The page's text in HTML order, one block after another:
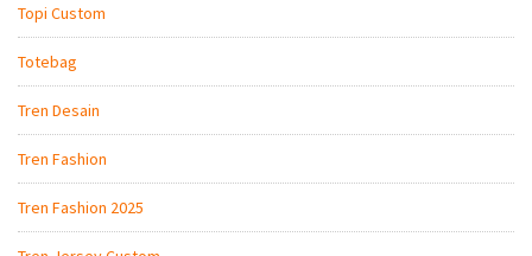
Topi Custom
Totebag
Tren Desain
Tren Fashion
Tren Fashion 2025